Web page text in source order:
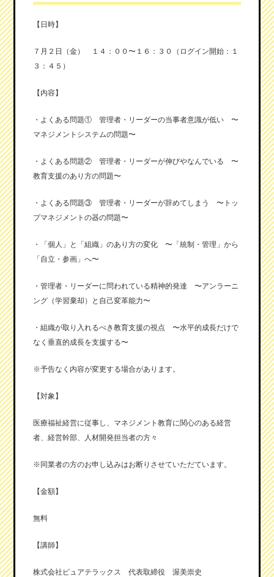
【日時】
７月２日（金） １４：００〜１６：３０（ログイン開始：１
３：４５）
【内容】
・よくある問題① 管理者・リーダーの当事者意識が低い 〜
マネジメントシステムの問題〜
・よくある問題② 管理者・リーダーが伸びやなんでいる 〜
教育支援のあり方の問題〜
・よくある問題③ 管理者・リーダーが辞めてしまう 〜トッ
プマネジメントの器の問題〜
・「個人」と「組織」のあり方の変化 〜「統制・管理」から
「自立・参画」へ〜
・管理者・リーダーに問われている精神的発達 〜アンラーニ
ング（学習棄却）と自己変革能力〜
・組織が取り入れるべき教育支援の視点 〜水平的成長だけで
なく垂直的成長を支援する〜
※予告なく内容が変更する場合があります。
【対象】
医療福祉経営に従事し、マネジメント教育に関心のある経営
者、経営幹部、人材開発担当者の方々
※同業者の方のお申し込みはお断りさせていただています。
【金額】
無料
【講師】
株式会社ピュアテラックス 代表取締役 渥美崇史